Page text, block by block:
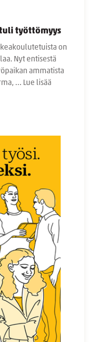
työttömyys
on
Nyt entisestä
ammatista
… Lue lisää